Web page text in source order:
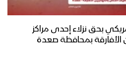
بحق نزلاء إحدى مراكز
الأفارقة بمحافظة صعدة